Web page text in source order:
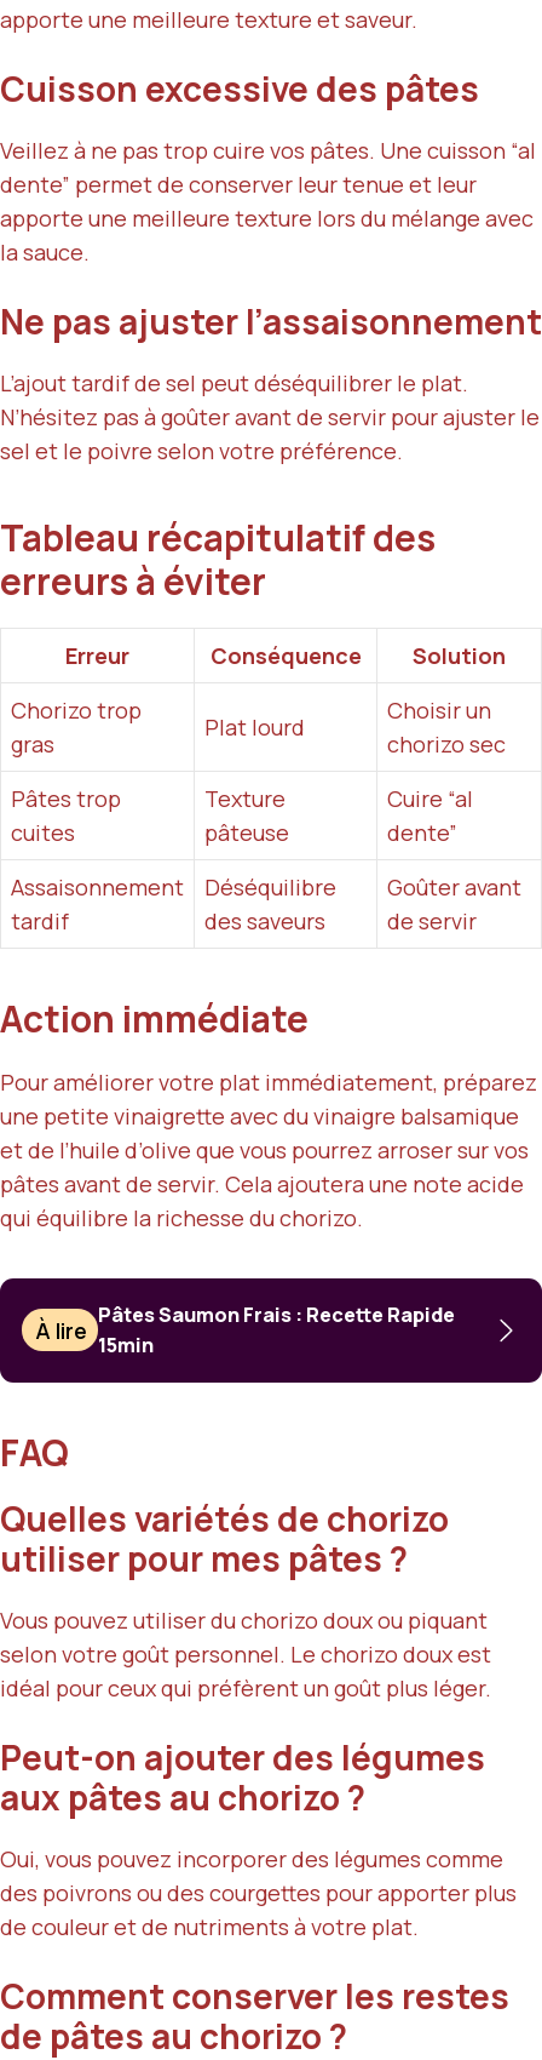
apporte une meilleure texture et saveur.
Cuisson excessive des pâtes
Veillez à ne pas trop cuire vos pâtes. Une cuisson “al
dente” permet de conserver leur tenue et leur
apporte une meilleure texture lors du mélange avec
la sauce.
Ne pas ajuster l’assaisonnement
L’ajout tardif de sel peut déséquilibrer le plat.
N’hésitez pas à goûter avant de servir pour ajuster le
sel et le poivre selon votre préférence.
Tableau récapitulatif des
erreurs à éviter
Erreur Conséquence
Solution
Chorizo trop
gras
Plat lourd
Choisir un
chorizo sec
Pâtes trop
cuites
Texture
pâteuse
Cuire “al
dente”
Assaisonnement
tardif
Déséquilibre
des saveurs
Goûter avant
de servir
Action immédiate
Pour améliorer votre plat immédiatement, préparez
une petite vinaigrette avec du vinaigre balsamique
et de l’huile d’olive que vous pourrez arroser sur vos
pâtes avant de servir. Cela ajoutera une note acide
qui équilibre la richesse du chorizo.
À lire
Pâtes Saumon Frais : Recette Rapide
15min
FAQ
Quelles variétés de chorizo
utiliser pour mes pâtes ?
Vous pouvez utiliser du chorizo doux ou piquant
selon votre goût personnel. Le chorizo doux est
idéal pour ceux qui préfèrent un goût plus léger.
Peut-on ajouter des légumes
aux pâtes au chorizo ?
Oui, vous pouvez incorporer des légumes comme
des poivrons ou des courgettes pour apporter plus
de couleur et de nutriments à votre plat.
Comment conserver les restes
de pâtes au chorizo ?